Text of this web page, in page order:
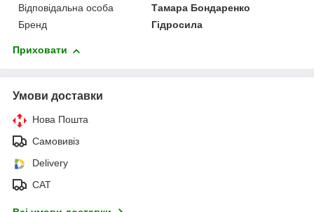
Відповідальна особа
Тамара Бондаренко
Бренд
Гідросила
Приховати
Умови доставки
Нова Пошта
Самовивіз
Delivery
САТ